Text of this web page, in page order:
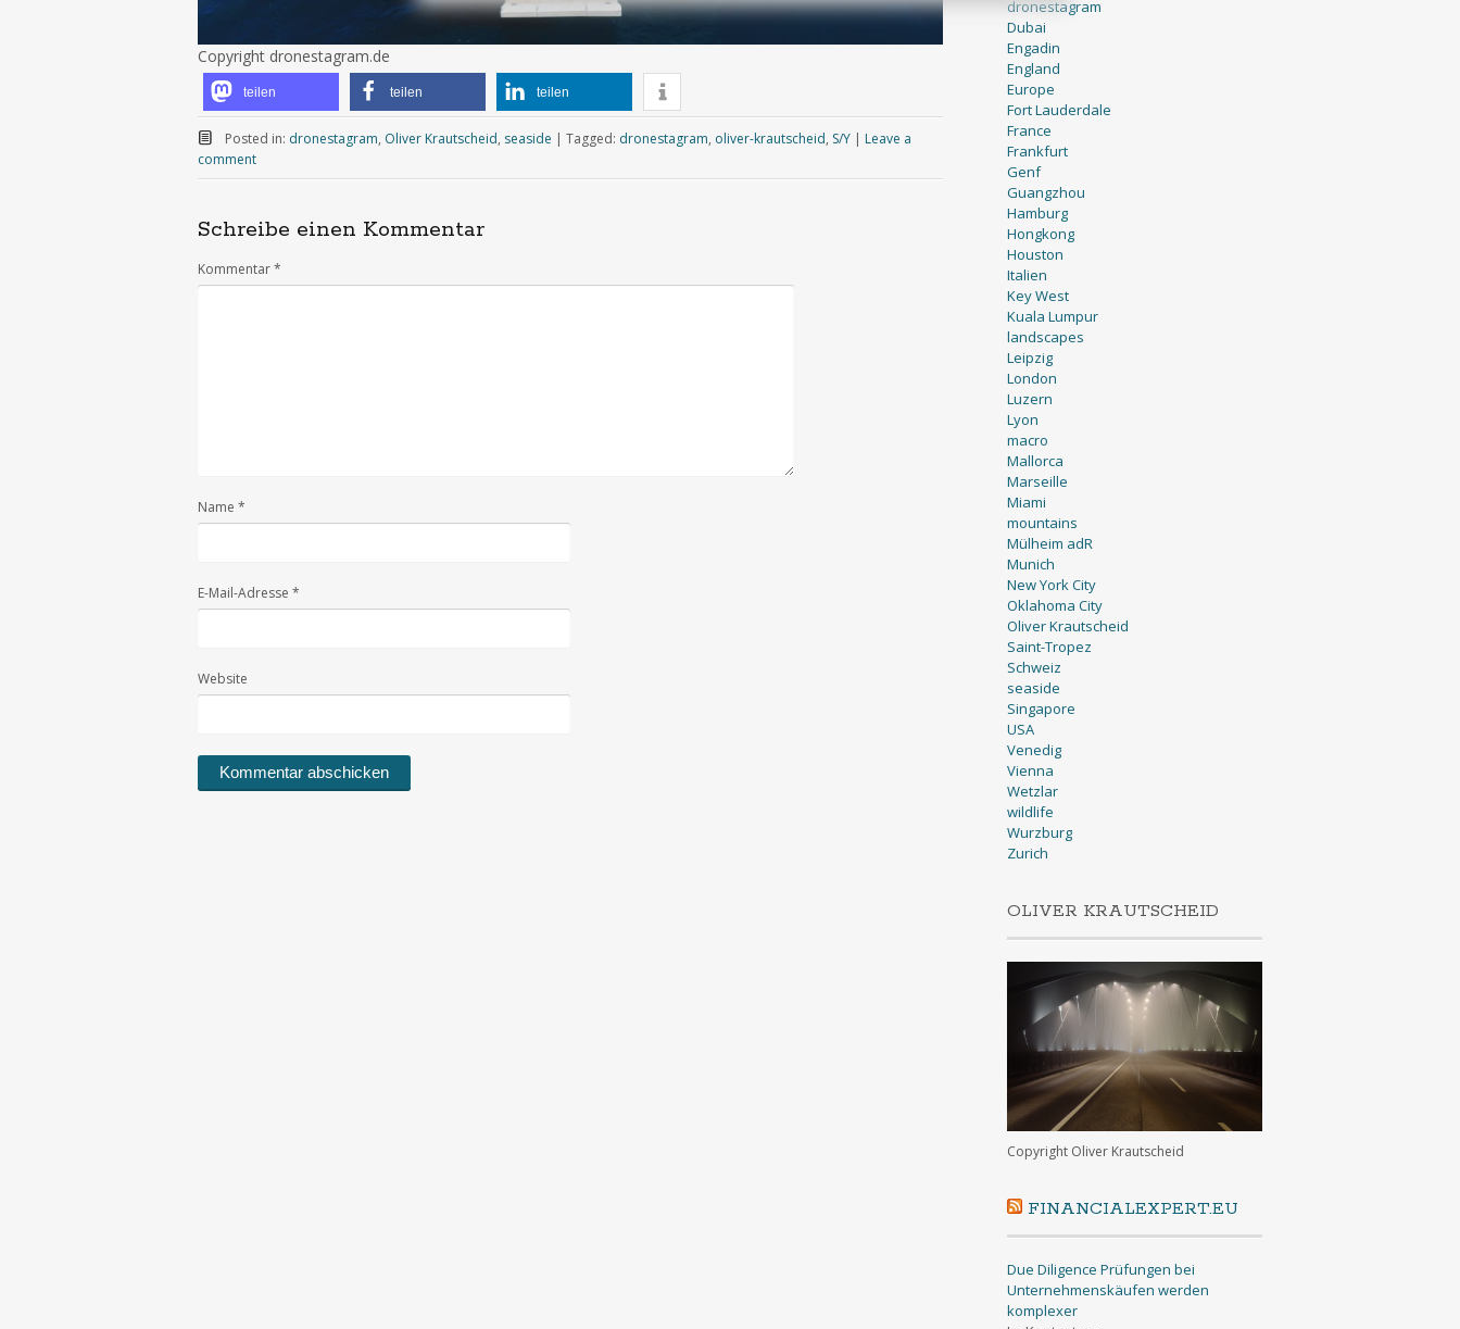
Copyright dronestagram.de
teilen teilen teilen
Posted in: dronestagram, Oliver Krautscheid, seaside | Tagged: dronestagram, oliver-krautscheid, S/Y | Leave a
comment
Schreibe einen Kommentar
Kommentar*
Name *
E-Mail-Adresse *
Website
dronestagram
Dubai
Engadin
England
Europe
Fort Lauderdale
France
Frankfurt
Genf
Guangzhou
Hamburg
Hongkong
Houston
Italien
Key West
Kuala Lumpur
landscapes
Leipzig
London
Luzern
Lyon
macro
Mallorca
Marseille
Miami
mountains
Mülheim adR
Munich
New York City
Oklahoma City
Oliver Krautscheid
Saint-Tropez
Schweiz
seaside
Singapore
USA
Venedig
Vienna
Wetzlar
wildlife
Wurzburg
Zurich
OLIVER KRAUTSCHEID
Copyright Oliver Krautscheid
FINANCIALEXPERT.EU
Due Diligence Prüfungen bei
Unternehmenskäufen werden
komplexer